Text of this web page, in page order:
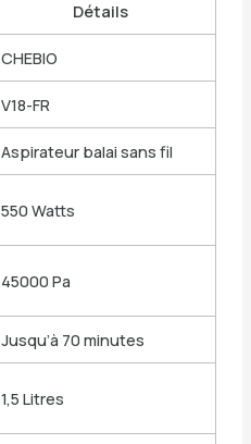
Détails
CHEBIO
V18-FR
Aspirateur balai sans fil
550 Watts
45000 Pa
Jusqu’à 70 minutes
1,5 Litres